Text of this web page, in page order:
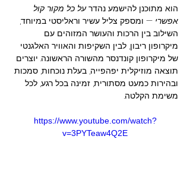
הוא מתוכנן להישמע נהדר על כל מקור קול
אפשרי — ומספק צליל עשיר וראליסטי במיוחד,
השילוב בין הרכות והעושר המזוהים עם
מיקרופון ריבון, לבין השקיפות והאוויר האלגנטי
של מיקרופון קונדנסר מהשורה הראשונה. יוצרים
תוצאה מוזיקלית יפהפייה, בעלת נוכחות, סמכות
ובהירות כמעט מסתורית, זמינה בכל רגע, לכל
משימת הקלטה.
https://www.youtube.com/watch?
v=3PYTeaw4Q2E